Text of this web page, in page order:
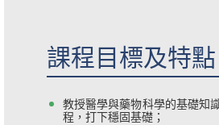
課程目標及特點
教授醫學與藥物科學的基礎知
程，打下穩固基礎；